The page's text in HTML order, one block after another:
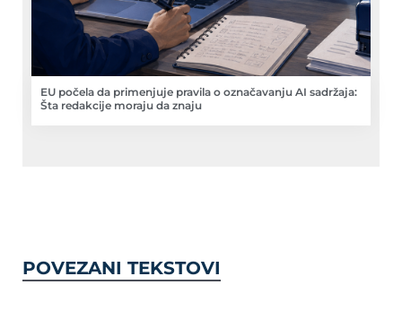
EU počela da primenjuje pravila o označavanju AI sadržaja:
Šta redakcije moraju da znaju
POVEZANI TEKSTOVI